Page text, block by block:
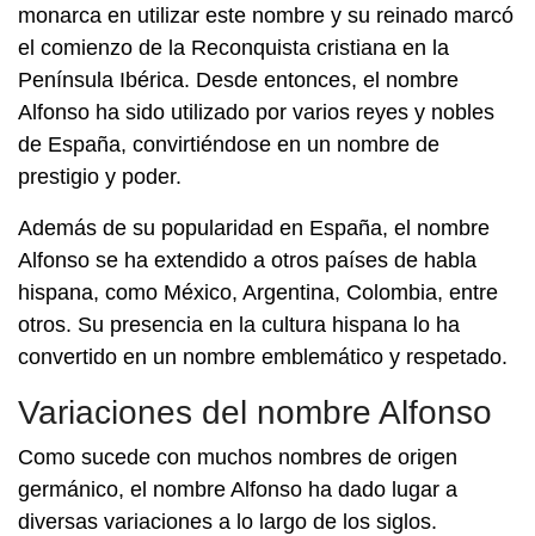
monarca en utilizar este nombre y su reinado marcó
el comienzo de la Reconquista cristiana en la
Península Ibérica. Desde entonces, el nombre
Alfonso ha sido utilizado por varios reyes y nobles
de España, convirtiéndose en un nombre de
prestigio y poder.
Además de su popularidad en España, el nombre
Alfonso se ha extendido a otros países de habla
hispana, como México, Argentina, Colombia, entre
otros. Su presencia en la cultura hispana lo ha
convertido en un nombre emblemático y respetado.
Variaciones del nombre Alfonso
Como sucede con muchos nombres de origen
germánico, el nombre Alfonso ha dado lugar a
diversas variaciones a lo largo de los siglos.